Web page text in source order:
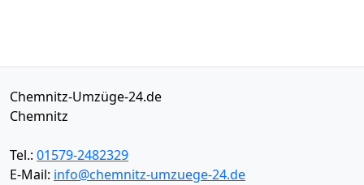
Chemnitz-Umzüge-24.de
Chemnitz
Tel.: 01579-2482329
E-Mail: info@chemnitz-umzuege-24.de